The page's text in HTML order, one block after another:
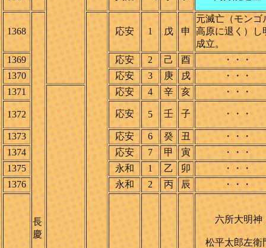
1368
長
慶
応安 1 戊 申
元滅亡（モンゴ
高原に退く）し
成立。
1369
応安 2 己 酉
・・・
1370
応安 3 庚 戌
・・・
1371
応安 4 辛 亥 ・・・
1372 応安 5 壬 子 ・・・
1373 応安 6 癸 丑
・・・
1374
応安 7 甲 寅
・・・
1375
永和 1 乙 卯
・・・
1376
永和 2 丙 辰 ・・・
六所大明神
松平太郎左衛